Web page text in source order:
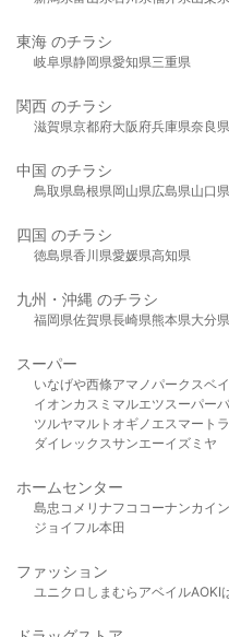
東海 のチラシ
岐阜県静岡県愛知県三重県
関西 のチラシ
滋賀県京都府大阪府兵庫県奈良県
中国 のチラシ
鳥取県島根県岡山県広島県山口県
四国 のチラシ
徳島県香川県愛媛県高知県
九州・沖縄 のチラシ
福岡県佐賀県長崎県熊本県大分県
スーパー
いなげや西條アマノパークスベ
イオンカスミ マルエツスーパー
ツルヤマルト オギノ エスマート
ダイレックスサンエーイズミヤ
ホームセンター
島忠 コメリ ナフコ コーナンカイ
ジョイフル本田
ファッション
ユニクロ しまむら アベイルAOKI